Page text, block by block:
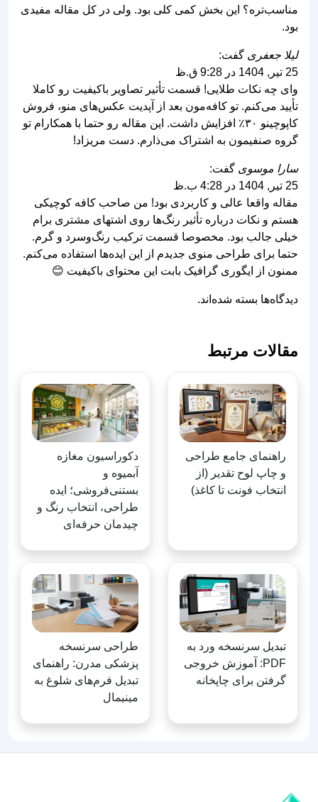
مناسب‌تره؟ این بخش کمی کلی بود. ولی در کل مقاله مفیدی
بود.
لیلا جعفری گفت:
25 تیر, 1404 در 9:28 ق.ظ
وای چه نکات طلایی! قسمت تأثیر تصاویر باکیفیت رو کاملا
تأیید می‌کنم. تو کافه‌مون بعد از آپدیت عکس‌های منو، فروش
کاپوچینو ۳۰٪ افزایش داشت. این مقاله رو حتما با همکارام تو
گروه صنفیمون به اشتراک می‌ذارم. دست مریزاد!
سارا موسوی گفت:
25 تیر, 1404 در 4:28 ب.ظ
مقاله واقعا عالی و کاربردی بود! من صاحب کافه کوچیکی
هستم و نکات درباره تأثیر رنگ‌ها روی اشتهای مشتری برام
خیلی جالب بود. مخصوصا قسمت ترکیب رنگ‌وسرد و گرم.
حتما برای طراحی منوی جدیدم از این ایده‌ها استفاده می‌کنم.
ممنون از ایگوری گرافیک بابت این محتوای باکیفیت 😊
دیدگاه‌ها بسته شده‌اند.
مقالات مرتبط
راهنمای جامع طراحی
و چاپ لوح تقدیر (از
انتخاب فونت تا کاغذ)
دکوراسیون مغازه
آبمیوه و
بستنی‌فروشی؛ ایده
طراحی، انتخاب رنگ و
چیدمان حرفه‌ای
تبدیل سرنسخه ورد به
PDF: آموزش خروجی
گرفتن برای چاپخانه
طراحی سرنسخه
پزشکی مدرن: راهنمای
تبدیل فرم‌های شلوغ به
مینیمال